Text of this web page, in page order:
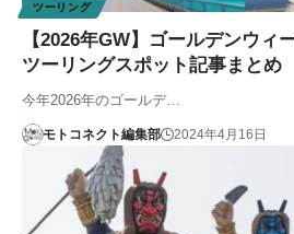
ツーリング
【2026年GW】ゴールデンウィ
ツーリングスポット記事まとめ
今年2026年のゴールデ…
モトコネクト編集部 2024年4月16日